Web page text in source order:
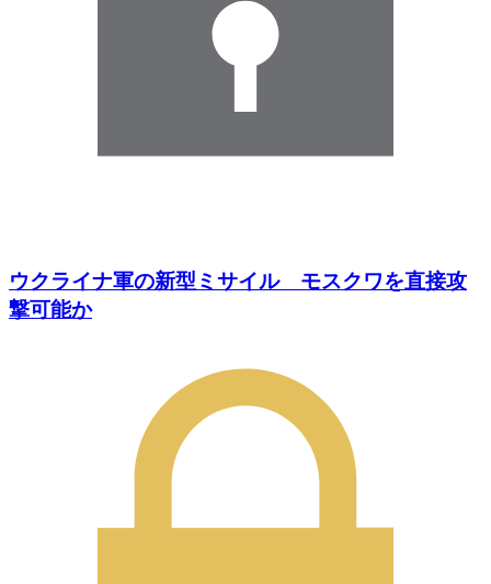
ウクライナ軍の新型ミサイル モスクワを直接攻
撃可能か